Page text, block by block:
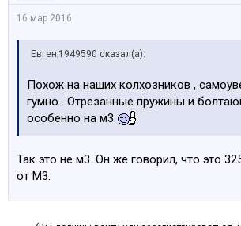
16 мар 2016
Евген;1949590 сказал(а):
Похож на наших колхозников ,
гумно . Отрезанные пружины и
особенно на м3
Так это не м3. Он же говорил, что это
от М3.